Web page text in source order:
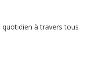
à travers tous